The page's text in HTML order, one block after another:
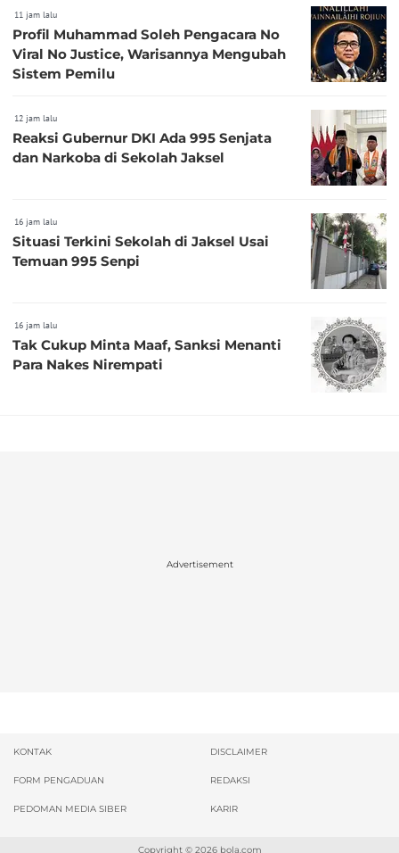
11 jam lalu
Profil Muhammad Soleh Pengacara No
Viral No Justice, Warisannya Mengubah
Sistem Pemilu
12 jam lalu
Reaksi Gubernur DKI Ada 995 Senjata
dan Narkoba di Sekolah Jaksel
16 jam lalu
Situasi Terkini Sekolah di Jaksel Usai
Temuan 995 Senpi
16 jam lalu
Tak Cukup Minta Maaf, Sanksi Menanti
Para Nakes Nirempati
Advertisement
KONTAK DISCLAIMER
FORM PENGADUAN REDAKSI
PEDOMAN MEDIA SIBER KARIR
Copyright © 2026 bola.com